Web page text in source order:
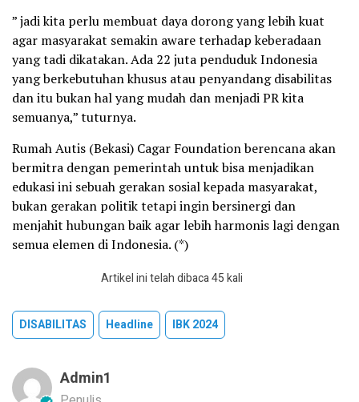
” jadi kita perlu membuat daya dorong yang lebih kuat
agar masyarakat semakin aware terhadap keberadaan
yang tadi dikatakan. Ada 22 juta penduduk Indonesia
yang berkebutuhan khusus atau penyandang disabilitas
dan itu bukan hal yang mudah dan menjadi PR kita
semuanya,” tuturnya.
Rumah Autis (Bekasi) Cagar Foundation berencana akan
bermitra dengan pemerintah untuk bisa menjadikan
edukasi ini sebuah gerakan sosial kepada masyarakat,
bukan gerakan politik tetapi ingin bersinergi dan
menjahit hubungan baik agar lebih harmonis lagi dengan
semua elemen di Indonesia. (*)
Artikel ini telah dibaca 45 kali
DISABILITAS Headline IBK 2024
Admin1